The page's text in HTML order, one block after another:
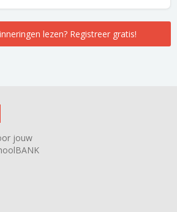
lezen? Registreer gratis!
jouw